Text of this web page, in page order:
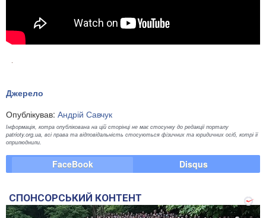
Джерело
Опублікував: Андрій Савчук
Інформація, котра опублікована на цій сторінці не має стосунку до редакції порталу
patrioty.org.ua, всі права та відповідальність стосуються фізичних та юридичних осіб, котрі її
оприлюднили.
FaceBook Disqus
СПОНСОРСЬКИЙ КОНТЕНТ